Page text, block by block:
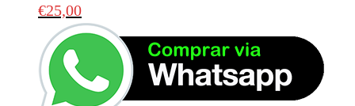
€25,00